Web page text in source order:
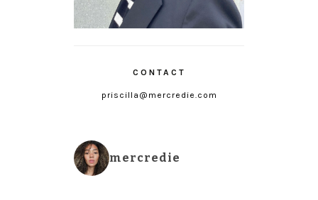
CONTACT
priscilla@mercredie.com
mercredie